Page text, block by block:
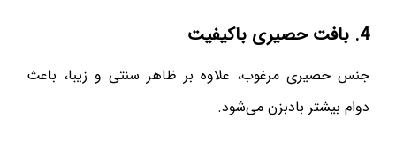
4. بافت حصیری باکیفیت
جنس حصیری مرغوب، علاوه بر ظاهر سنتی و زیبا، باعث
دوام بیشتر بادبزن می‌شود.